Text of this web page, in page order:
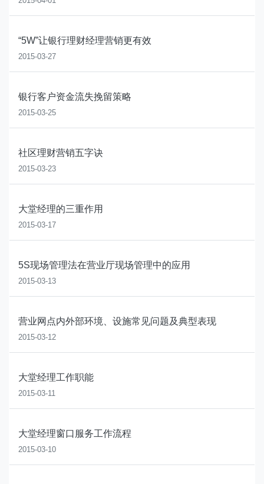
“5W”让银行理财经理营销更有效
2015-03-27
银行客户资金流失挽留策略
2015-03-25
社区理财营销五字诀
2015-03-23
大堂经理的三重作用
2015-03-17
5S现场管理法在营业厅现场管理中的应用
2015-03-13
营业网点内外部环境、设施常见问题及典型表现
2015-03-12
大堂经理工作职能
2015-03-11
大堂经理窗口服务工作流程
2015-03-10